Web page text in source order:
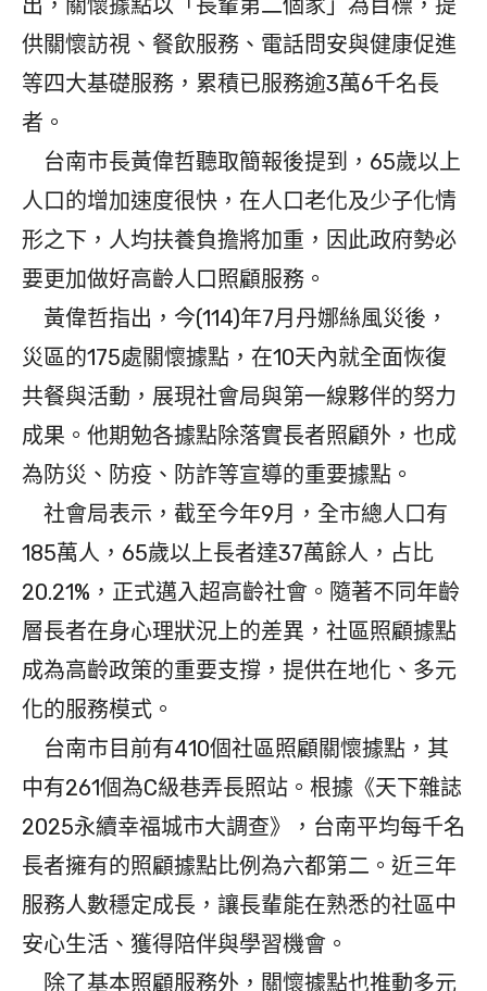
出，關懷據點以「長輩第二個家」為目標，提
供關懷訪視、餐飲服務、電話問安與健康促進
等四大基礎服務，累積已服務逾3萬6千名長
者。
台南市長黃偉哲聽取簡報後提到，65歲以上
人口的增加速度很快，在人口老化及少子化情
形之下，人均扶養負擔將加重，因此政府勢必
要更加做好高齡人口照顧服務。
黃偉哲指出，今(114)年7月丹娜絲風災後，
災區的175處關懷據點，在10天內就全面恢復
共餐與活動，展現社會局與第一線夥伴的努力
成果。他期勉各據點除落實長者照顧外，也成
為防災、防疫、防詐等宣導的重要據點。
社會局表示，截至今年9月，全市總人口有
185萬人，65歲以上長者達37萬餘人，占比
20.21%，正式邁入超高齡社會。隨著不同年齡
層長者在身心理狀況上的差異，社區照顧據點
成為高齡政策的重要支撐，提供在地化、多元
化的服務模式。
台南市目前有410個社區照顧關懷據點，其
中有261個為C級巷弄長照站。根據《天下雜誌
2025永續幸福城市大調查》，台南平均每千名
長者擁有的照顧據點比例為六都第二。近三年
服務人數穩定成長，讓長輩能在熟悉的社區中
安心生活、獲得陪伴與學習機會。
除了基本照顧服務外，關懷據點也推動多元